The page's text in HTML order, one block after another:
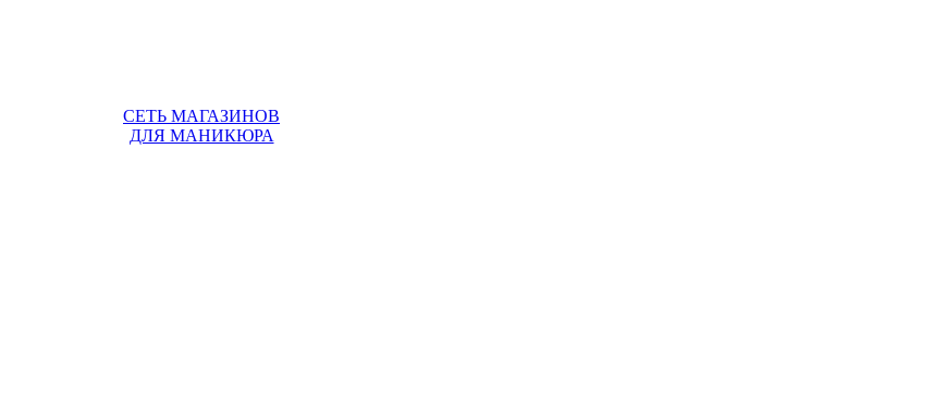
СЕТЬ МАГАЗИНОВ
ДЛЯ МАНИКЮРА